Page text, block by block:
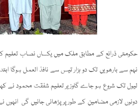
حکومتی ذرائع کے مطابق ملک میں یکساں نصاب تعلیم
نہم سے بارھویں تک دو ہزار تیس سے نافذ العمل ہوگا
لیول تک شروع ہو جاے گاوزیر تعلیم شفقت محمود نے کہا
دونوں لازمی مضامین کے طور پر پڑھائی جائیں گی انہوں